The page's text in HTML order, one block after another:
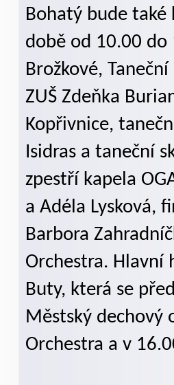
Bohatý bude
době od 10.00 do
Brožkové,
ZUŠ Zdeňka
Kopřivnice,
Isidras a taneční
zpestří kapela
a Adéla Lysková,
Barbora
Orchestra. Hlavní
Buty, která se
Městský dechový
Orchestra a v